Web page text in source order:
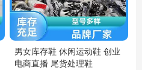
男女库存鞋 休闲运动鞋 创业
电商直播 尾货处理鞋